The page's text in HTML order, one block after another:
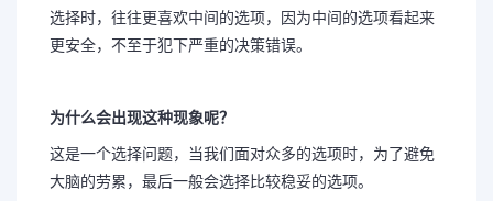
选择时，往往更喜欢中间的选项，因为中间的选项看起来
更安全，不至于犯下严重的决策错误。
为什么会出现这种现象呢？
这是一个选择问题，当我们面对众多的选项时，为了避免
大脑的劳累，最后一般会选择比较稳妥的选项。